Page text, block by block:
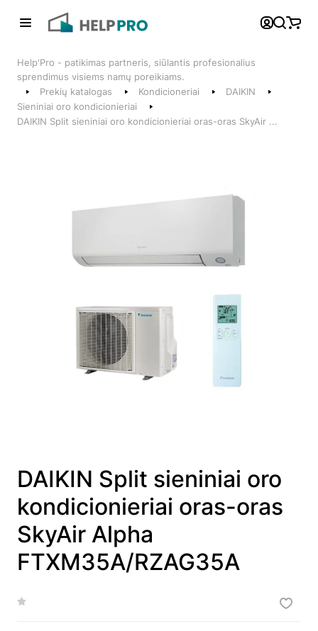
Telefonai
+370 600 74008
Klientų aptarnavimo skyrius
Help'Pro - patikimas partneris, siūlantis profesionalius
sprendimus visiems namų poreikiams.
Prekių katalogas
Kondicioneriai
DAIKIN
Sieniniai oro kondicionieriai
DAIKIN Split sieniniai oro kondicionieriai oras-oras SkyAir ...
DAIKIN Split sieniniai oro
kondicionieriai oras-oras
SkyAir Alpha
FTXM35A/RZAG35A